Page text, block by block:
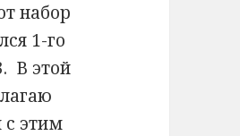
набор
1-го
В этой
с этим